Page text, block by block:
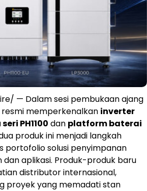
— Dalam sesi pembukaan ajang
resmi memperkenalkan inverter
PH1100 dan platform baterai
produk ini menjadi langkah
portofolio solusi penyimpanan
aplikasi. Produk-produk baru
distributor internasional,
proyek yang memadati stan